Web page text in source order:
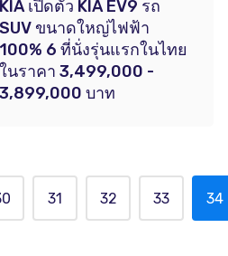
KIA เปิดตัว KIA EV9 รถ
SUV ขนาดใหญ่ไฟฟ้า
100% 6 ที่นั่งรุ่นแรกในไทย
ในราคา 3,499,000 -
3,899,000 บาท
31 32 33 34